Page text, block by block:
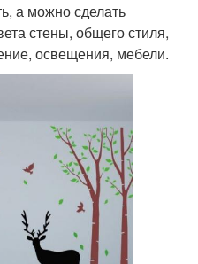
а можно сделать
стены, общего стиля,
освещения, мебели.